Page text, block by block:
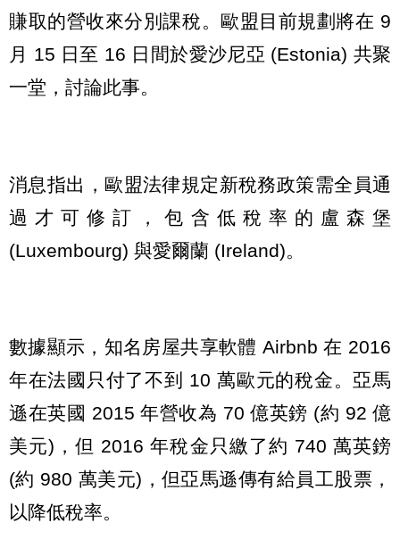
賺取的營收來分別課稅。歐盟目前規劃將在 9
月 15 日至 16 日間於愛沙尼亞 (Estonia) 共聚
一堂，討論此事。
消息指出，歐盟法律規定新稅務政策需全員通
過才可修訂，包含低稅率的盧森堡
(Luxembourg) 與愛爾蘭 (Ireland)。
數據顯示，知名房屋共享軟體 Airbnb 在 2016
年在法國只付了不到 10 萬歐元的稅金。亞馬
遜在英國 2015 年營收為 70 億英鎊 (約 92 億
美元)，但 2016 年稅金只繳了約 740 萬英鎊
(約 980 萬美元)，但亞馬遜傳有給員工股票，
以降低稅率。